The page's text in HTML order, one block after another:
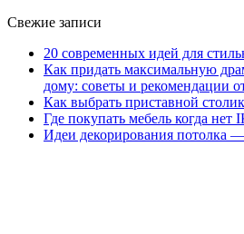
Свежие записи
20 современных идей для
Как придать максимальную
дому: советы и рекомендации
Как выбрать приставной
Где покупать мебель когда нет
Идеи декорирования потолка